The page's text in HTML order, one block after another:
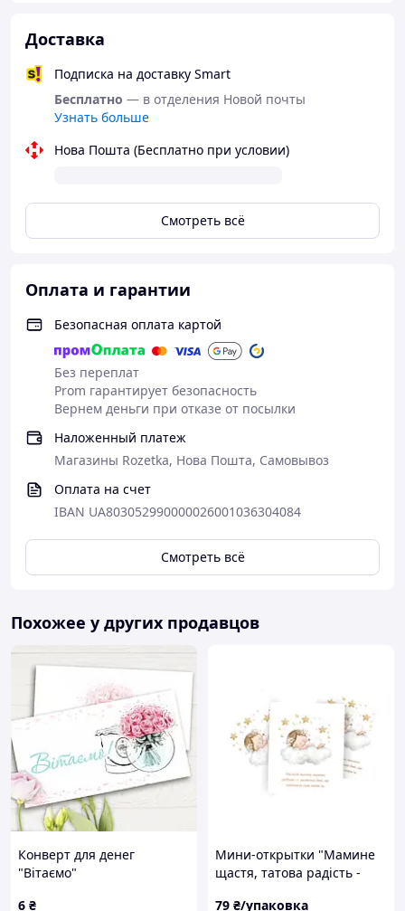
Доставка
Подписка на доставку Smart
Бесплатно — в отделения Новой почты
Узнать больше
Нова Пошта (Бесплатно при условии)
Смотреть всё
Оплата и гарантии
Безопасная оплата картой
Без переплат
Prom гарантирует безопасность
Вернем деньги при отказе от посылки
Наложенный платеж
Магазины Rozetka, Нова Пошта, Самовывоз
Оплата на счет
IBAN UA803052990000026001036304084
Смотреть всё
Похожее у других продавцов
Конверт для денег
"Вітаємо"
6 ₴
Мини-открытки "Мамине
щастя, татова радість -
79 ₴/упаковка